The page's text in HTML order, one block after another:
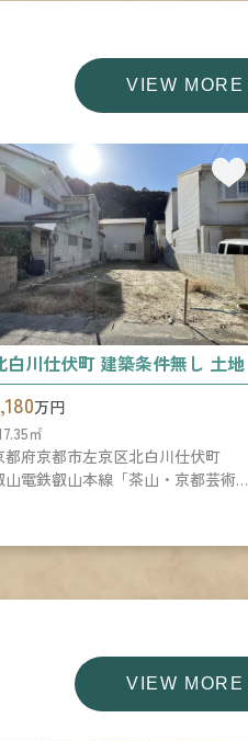
VIEW MORE
白川仕伏町 建築条件無し 土地
万円
㎡
都府京都市左京区北白川仕伏町
叡山電鉄叡山本線「茶山・京都芸術大学」駅 徒歩25分
VIEW MORE